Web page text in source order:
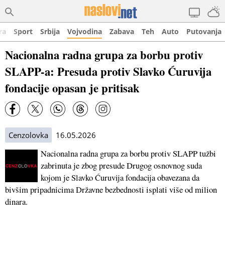
Sport Srbija Vojvodina Zabava Teh Auto Putovanja
Nacionalna radna grupa za borbu protiv
SLAPP-a: Presuda protiv Slavko Ćuruvija
fondacije opasan je pritisak
Cenzolovka 16.05.2026
Nacionalna radna grupa za borbu protiv SLAPP tužbi
zabrinuta je zbog presude Drugog osnovnog suda
kojom je Slavko Ćuruvija fondacija obavezana da
bivšim pripadnicima Državne bezbednosti isplati više od milion
dinara.